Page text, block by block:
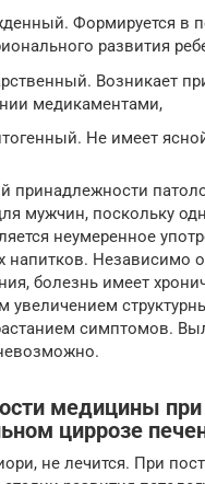
Формируется в
развития
Возникает
медикаментами,
Не имеет
принадлежности
мужчин, поскольку
неумеренное
напитков. Независимо
болезнь имеет
увеличением
симптомов.
медицины при
циррозе
не лечится. При